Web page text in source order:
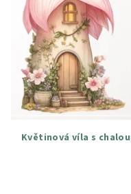
Květinová víla s